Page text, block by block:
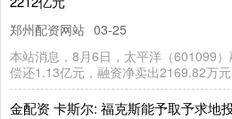
卓信宝配资
关于南方国证港股通创新药交易型开放
前结束募集的公告经中国证监会2025年
途牛配资 赢球概率64.5%! 美媒看好
詹体能枯竭